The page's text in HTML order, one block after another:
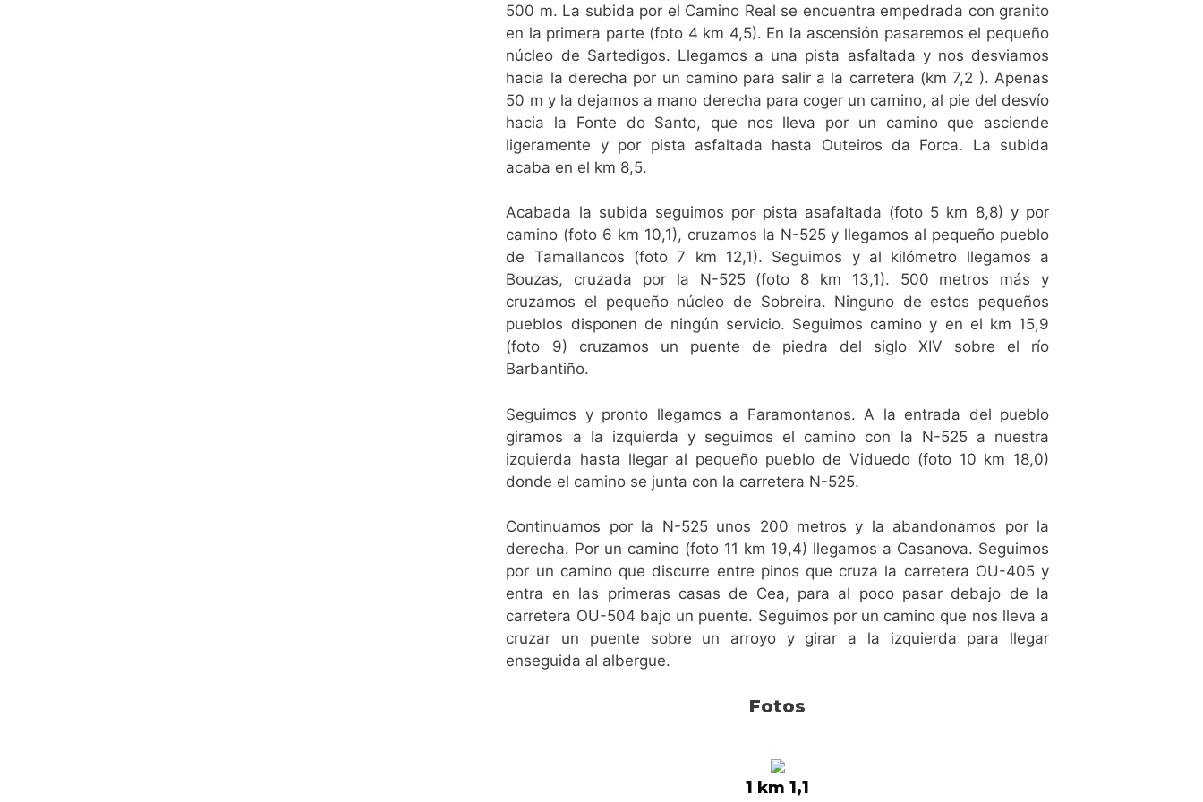
500 m. La subida por el Camino Real se encuentra empedrada con granito
en la primera parte (foto 4 km 4,5). En la ascensión pasaremos el pequeño
núcleo de Sartedigos. Llegamos a una pista asfaltada y nos desviamos
hacia la derecha por un camino para salir a la carretera (km 7,2 ). Apenas
50 m y la dejamos a mano derecha para coger un camino, al pie del desvío
hacia la Fonte do Santo, que nos lleva por un camino que asciende
ligeramente y por pista asfaltada hasta Outeiros da Forca. La subida
acaba en el km 8,5.
Acabada la subida seguimos por pista asafaltada (foto 5 km 8,8) y por
camino (foto 6 km 10,1), cruzamos la N-525 y llegamos al pequeño pueblo
de Tamallancos (foto 7 km 12,1). Seguimos y al kilómetro llegamos a
Bouzas, cruzada por la N-525 (foto 8 km 13,1). 500 metros más y
cruzamos el pequeño núcleo de Sobreira. Ninguno de estos pequeños
pueblos disponen de ningún servicio. Seguimos camino y en el km 15,9
(foto 9) cruzamos un puente de piedra del siglo XIV sobre el río
Barbantiño.
Seguimos y pronto llegamos a Faramontanos. A la entrada del pueblo
giramos a la izquierda y seguimos el camino con la N-525 a nuestra
izquierda hasta llegar al pequeño pueblo de Viduedo (foto 10 km 18,0)
donde el camino se junta con la carretera N-525.
Continuamos por la N-525 unos 200 metros y la abandonamos por la
derecha. Por un camino (foto 11 km 19,4) llegamos a Casanova. Seguimos
por un camino que discurre entre pinos que cruza la carretera OU-405 y
entra en las primeras casas de Cea, para al poco pasar debajo de la
carretera OU-504 bajo un puente. Seguimos por un camino que nos lleva a
cruzar un puente sobre un arroyo y girar a la izquierda para llegar
enseguida al albergue.
Fotos
1 km 1,1